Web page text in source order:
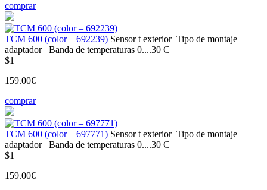
comprar
ТСМ 600 (color – 692239) Sensor t exterior Tipo de montaje
adaptador
Banda de temperaturas 0....30 С
$1
159.00€
comprar
ТСМ 600 (color – 697771) Sensor t exterior Tipo de montaje
adaptador
Banda de temperaturas 0....30 С
$1
159.00€